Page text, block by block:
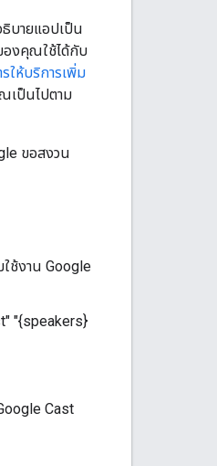
บายแอปเป็น
องคุณใช้ได้กับ
ให้บริการเพิ่ม
เป็นไปตาม
ขอสงวน
ช้งาน Google
"{speakers}
Cast